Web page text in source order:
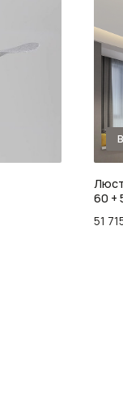
60 +
51